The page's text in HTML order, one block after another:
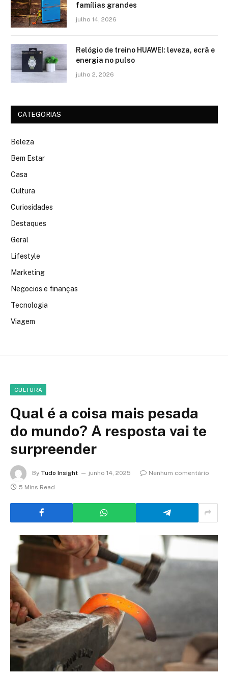
famílias grandes
julho 14, 2026
Relógio de treino​ HUAWEI: leveza, ecrã e
energia no pulso
julho 2, 2026
CATEGORIAS
Beleza
Bem Estar
Casa
Cultura
Curiosidades
Destaques
Geral
Lifestyle
Marketing
Negocios e finanças
Tecnologia
Viagem
CULTURA
Qual é a coisa mais pesada
do mundo? A resposta vai te
surpreender
By Tudo Insight junho 14, 2025
Nenhum comentário
5 Mins Read